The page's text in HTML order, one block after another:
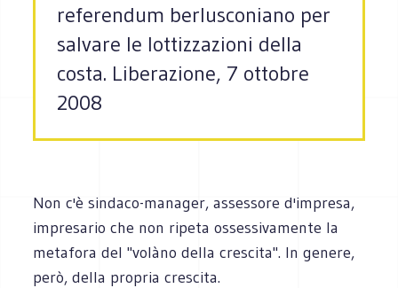
referendum berlusconiano per
salvare le lottizzazioni della
costa. Liberazione, 7 ottobre
2008
Non c'è sindaco-manager, assessore d'impresa,
impresario che non ripeta ossessivamente la
metafora del "volàno della crescita". In genere,
però, della propria crescita.